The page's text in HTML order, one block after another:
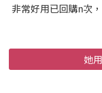
非常好用已回購n次
她